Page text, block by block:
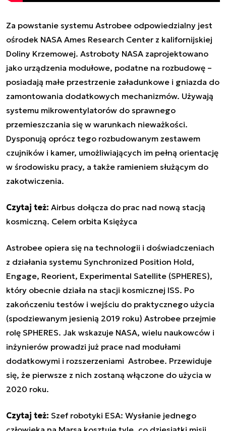
Za powstanie systemu Astrobee odpowiedzialny jest
ośrodek NASA Ames Research Center z kalifornijskiej
Doliny Krzemowej. Astroboty NASA zaprojektowano
jako urządzenia modułowe, podatne na rozbudowę –
posiadają małe przestrzenie załadunkowe i gniazda do
zamontowania dodatkowych mechanizmów. Używają
systemu mikrowentylatorów do sprawnego
przemieszczania się w warunkach nieważkości.
Dysponują oprócz tego rozbudowanym zestawem
czujników i kamer, umożliwiających im pełną orientację
w środowisku pracy, a także ramieniem służącym do
zakotwiczenia.
Czytaj też: Airbus dołącza do prac nad nową stacją
kosmiczną. Celem orbita Księżyca
Astrobee opiera się na technologii i doświadczeniach
z działania systemu Synchronized Position Hold,
Engage, Reorient, Experimental Satellite (SPHERES),
który obecnie działa na stacji kosmicznej ISS. Po
zakończeniu testów i wejściu do praktycznego użycia
(spodziewanym jesienią 2019 roku) Astrobee przejmie
rolę SPHERES. Jak wskazuje NASA, wielu naukowców i
inżynierów prowadzi już prace nad modułami
dodatkowymi i rozszerzeniami Astrobee. Przewiduje
się, że pierwsze z nich zostaną włączone do użycia w
2020 roku.
Czytaj też: Szef robotyki ESA: Wysłanie jednego